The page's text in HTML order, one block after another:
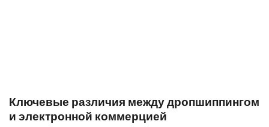
Ключевые различия между дропшиппингом
и электронной коммерцией